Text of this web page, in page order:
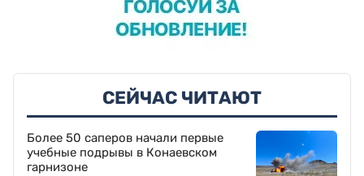
СЕЙЧАС ЧИТАЮТ
Более 50 саперов начали первые
учебные подрывы в Конаевском
гарнизоне